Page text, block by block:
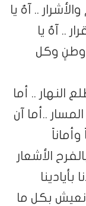
.. آهٌ يا
.. آهٌ يا
وطنٍ وكل
النهار .. أما
..أما آن
الأشعار
نعيش بكل ما